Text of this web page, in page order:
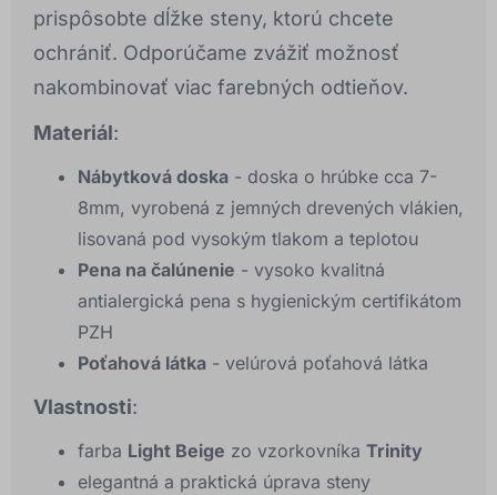
prispôsobte dĺžke steny, ktorú chcete
ochrániť. Odporúčame zvážiť možnosť
nakombinovať viac farebných odtieňov.
Materiál:
Nábytková doska - doska o hrúbke cca 7-
8mm, vyrobená z jemných drevených vlákien,
lisovaná pod vysokým tlakom a teplotou
Pena na čalúnenie - vysoko kvalitná
antialergická pena s hygienickým certifikátom
PZH
Poťahová látka - velúrová poťahová látka
Vlastnosti:
farba Light Beige zo vzorkovníka Trinity
elegantná a praktická úprava steny